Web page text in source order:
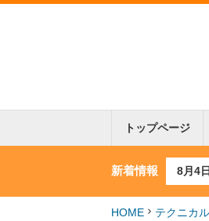
トップページ
新着情報 8月3日
8月2
HOME テクニカ